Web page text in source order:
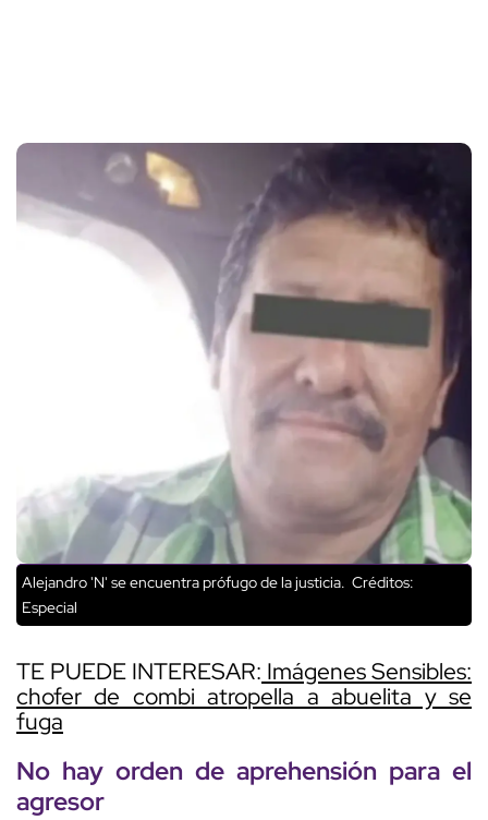
Alejandro 'N' se encuentra prófugo de la justicia. Créditos:
Especial
TE PUEDE INTERESAR: Imágenes Sensibles:
chofer de combi atropella a abuelita y se
fuga
No hay orden de aprehensión para el
agresor